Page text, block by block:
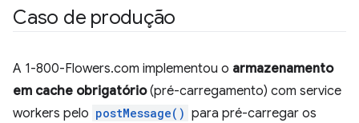
Caso de produção
A 1-800-Flowers.com implementou o armazenamento
em cache obrigatório(pré-carregamento) com service
workers pelo postMessage() para pré-carregar os